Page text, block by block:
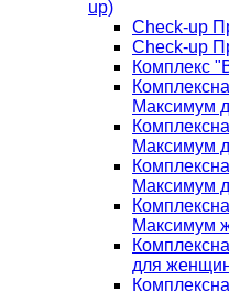
up)
Check-up
Check-up
Комплекс
Максимум
Максимум
Максимум
Максимум
для